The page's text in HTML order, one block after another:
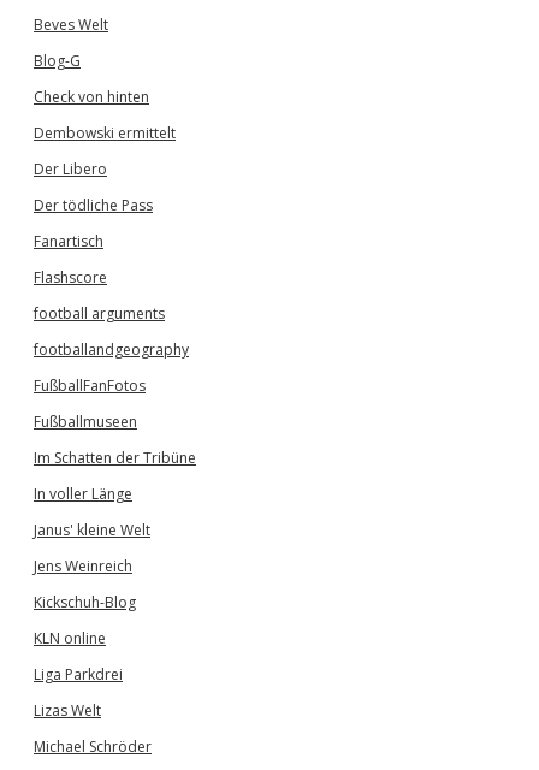
Beves Welt
Blog-G
Check von hinten
Dembowski ermittelt
Der Libero
Der tödliche Pass
Fanartisch
Flashscore
football arguments
footballandgeography
FußballFanFotos
Fußballmuseen
Im Schatten der Tribüne
In voller Länge
Janus' kleine Welt
Jens Weinreich
Kickschuh-Blog
KLN online
Liga Parkdrei
Lizas Welt
Michael Schröder